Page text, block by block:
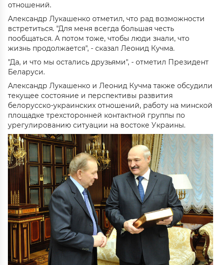
отношений.
Александр Лукашенко отметил, что рад возможности
встретиться. "Для меня всегда большая честь
пообщаться. А потом тоже, чтобы люди знали, что
жизнь продолжается", - сказал Леонид Кучма.
"Да, и что мы остались друзьями", - отметил Президент
Беларуси.
Александр Лукашенко и Леонид Кучма также обсудили
текущее состояние и перспективы развития
белорусско-украинских отношений, работу на минской
площадке трехсторонней контактной группы по
урегулированию ситуации на востоке Украины.